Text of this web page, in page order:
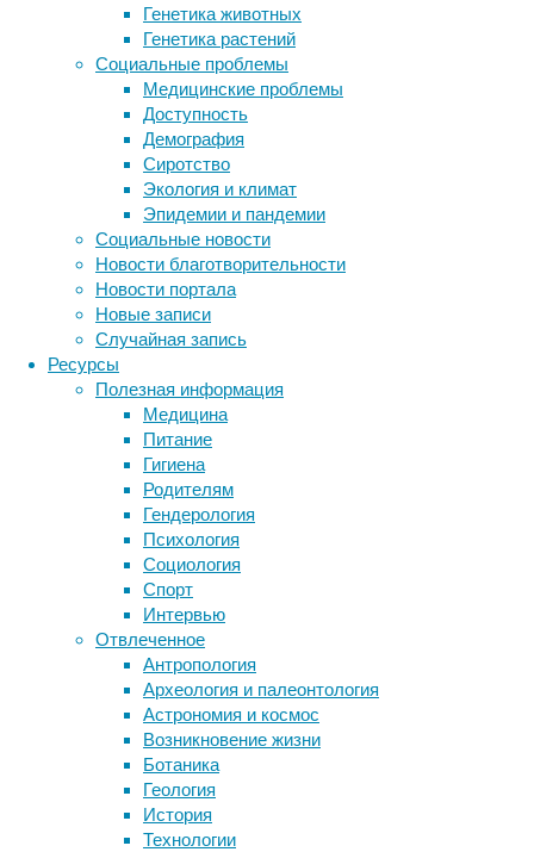
Генетика животных
Генетика растений
Социальные проблемы
Медицинские проблемы
Доступность
Демография
Сиротство
Экология и климат
Эпидемии и пандемии
Социальные новости
Новости благотворительности
Новости портала
Новые записи
Случайная запись
Ресурсы
Полезная информация
Медицина
Питание
Гигиена
Родителям
Гендерология
Психология
Социология
Спорт
Интервью
Отвлеченное
Антропология
Археология и палеонтология
Астрономия и космос
Возникновение жизни
Ботаника
Геология
История
Технологии
электронный
Однако
человека
человеку
частицах,
выходящих
из
кашле,
чихании,
разговоре
просто
время
дыхания.
Метки
ДНК бактерии биология
биотехнология вирусы восприятие
генетика дети
здоровье
инструменты и методы
исследования